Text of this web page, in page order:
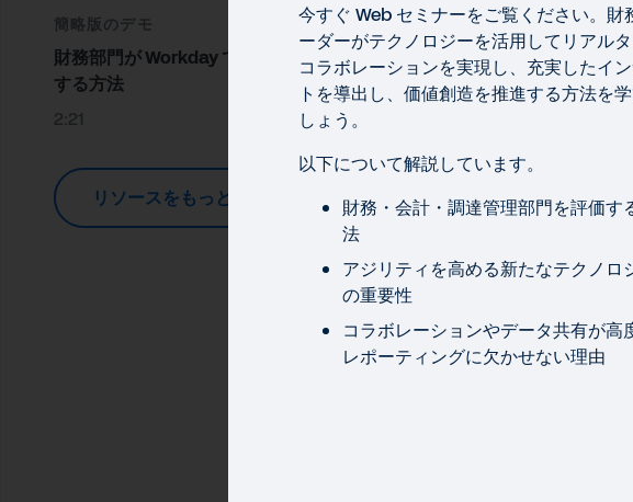
WEB セミナー
財務の主
この Web セミナー
ます。データ共有や
財務の取り組みを加
簡略版のデモ
財務部門が Workday で価値を創出
する方法
2:21
リソースをもっと見る
今すぐ Web セミナーをご覧ください。財
ーダーがテクノロジーを活用してリアル
コラボレーションを実現し、充実したイ
トを導出し、価値創造を推進する方法を
しょう。
以下について解説しています。
財務・会計・調達管理部門を評価す
法
アジリティを高める新たなテクノロ
の重要性
コラボレーションやデータ共有が高
レポーティングに欠かせない理由